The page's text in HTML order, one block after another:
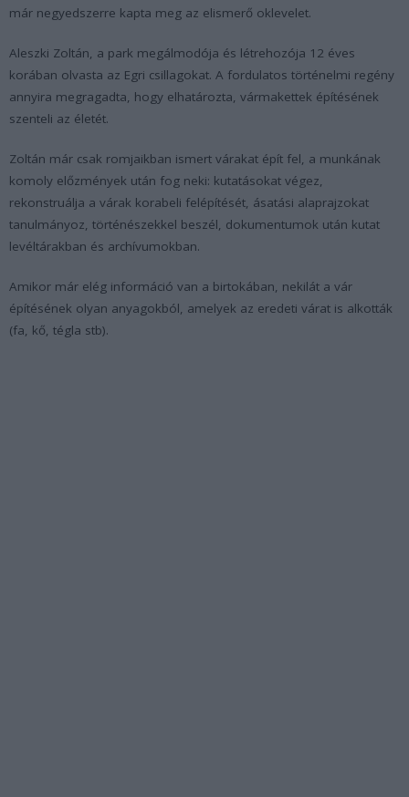
már negyedszerre kapta meg az elismerő oklevelet.
Aleszki Zoltán, a park megálmodója és létrehozója 12 éves
korában olvasta az Egri csillagokat. A fordulatos történelmi regény
annyira megragadta, hogy elhatározta, vármakettek építésének
szenteli az életét.
Zoltán már csak romjaikban ismert várakat épít fel, a munkának
komoly előzmények után fog neki: kutatásokat végez,
rekonstruálja a várak korabeli felépítését, ásatási alaprajzokat
tanulmányoz, történészekkel beszél, dokumentumok után kutat
levéltárakban és archívumokban.
Amikor már elég információ van a birtokában, nekilát a vár
építésének olyan anyagokból, amelyek az eredeti várat is alkották
(fa, kő, tégla stb).